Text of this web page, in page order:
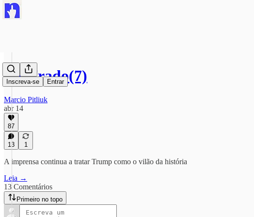
Inscreva-se Entrar
#IrãIrado(7)
Marcio Pitliuk
abr 14
87
13 1
A imprensa continua a tratar Trump como o vilão da história
Leia →
13 Comentários
Primeiro no topo